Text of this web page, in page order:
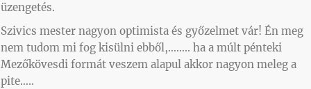
üzengetés.
Szivics mester nagyon optimista és győzelmet vár! Én meg
nem tudom mi fog kisülni ebből,…….. ha a múlt pénteki
Mezőkövesdi formát veszem alapul akkor nagyon meleg a
pite…..